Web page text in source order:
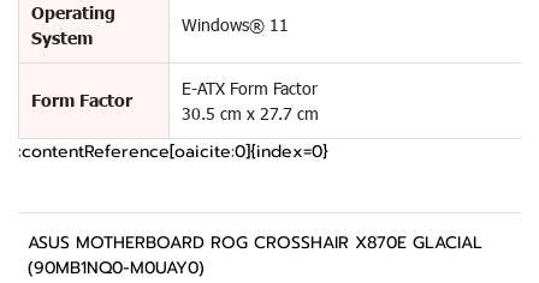
Operating
System
Windows® 11
Form Factor
E-ATX Form Factor
30.5 cm x 27.7 cm
:contentReference[oaicite:0]{index=0}
ASUS MOTHERBOARD ROG CROSSHAIR X870E GLACIAL
(90MB1NQ0-M0UAY0)